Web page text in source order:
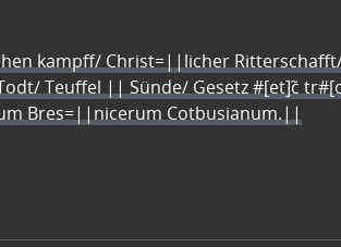
kampff/ Christ=||licher
Teuffel || Sünde/ Gesetz #[et]c̃
Bres=||nicerum Cotbusianum.||